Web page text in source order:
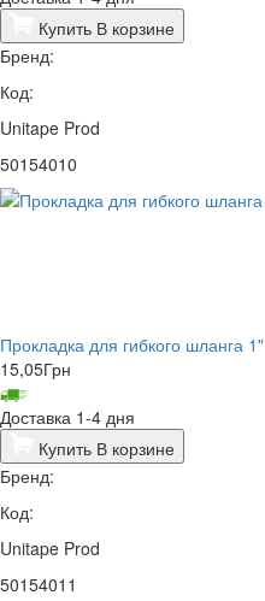
Купить В корзине
Бренд:
Код:
Unitape Prod
50154010
Прокладка для гибкого шланга 1"
15,05Грн
Доставка 1-4 дня
Купить В корзине
Бренд:
Код:
Unitape Prod
50154011